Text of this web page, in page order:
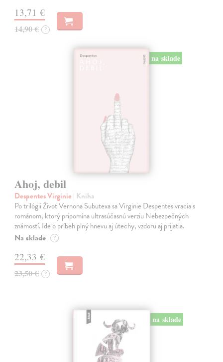
13,71 €
14,90 € ?
na sklade
Ahoj, debil
Despentes Virginie | Kniha
Po trilógii Život Vernona Subutexa sa Virginie Despentes vracia s
románom, ktorý pripomína ultrasúčasnú verziu Nebezpečných
známostí. Ide o príbeh plný hnevu aj útechy, vzdoru aj prijatia.
Na sklade ?
22,33 €
23,50 € ?
na sklade